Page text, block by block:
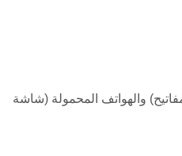
والهواتف المحمولة (شاشة